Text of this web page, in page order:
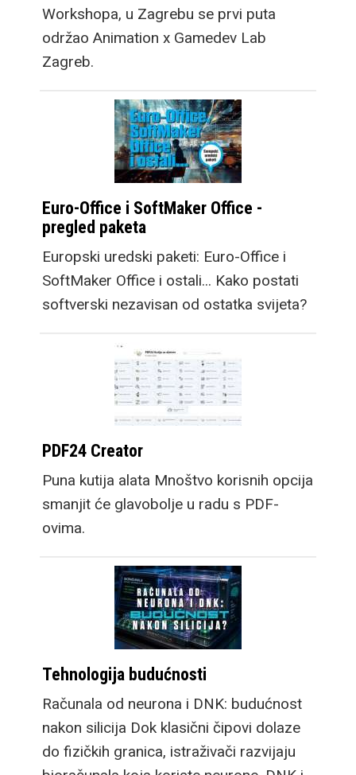
Workshopa, u Zagrebu se prvi puta
održao Animation x Gamedev Lab
Zagreb.
Euro-Office i SoftMaker Office -
pregled paketa
Europski uredski paketi: Euro-Office i
SoftMaker Office i ostali... Kako postati
softverski nezavisan od ostatka svijeta?
PDF24 Creator
Puna kutija alata Mnoštvo korisnih opcija
smanjit će glavobolje u radu s PDF-
ovima.
Tehnologija budućnosti
Računala od neurona i DNK: budućnost
nakon silicija Dok klasični čipovi dolaze
do fizičkih granica, istraživači razvijaju